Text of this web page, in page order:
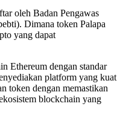
oleh Badan Pengawas
Dimana token Palapa
yang dapat
Ethereum dengan standar
platform yang kuat
token dengan memastikan
blockchain yang